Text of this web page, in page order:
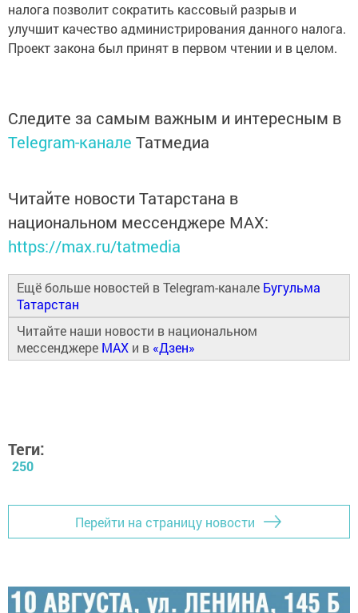
налога позволит сократить кассовый разрыв и
улучшит качество администрирования данного налога.
Проект закона был принят в первом чтении и в целом.
Следите за самым важным и интересным в
Telegram-канале Татмедиа
Читайте новости Татарстана в
национальном мессенджере MАХ:
https://max.ru/tatmedia
Ещё больше новостей в Telegram-канале Бугульма
Татарстан
Читайте наши новости в национальном
мессенджере MAX и в «Дзен»
Теги:
250
Перейти на страницу новости